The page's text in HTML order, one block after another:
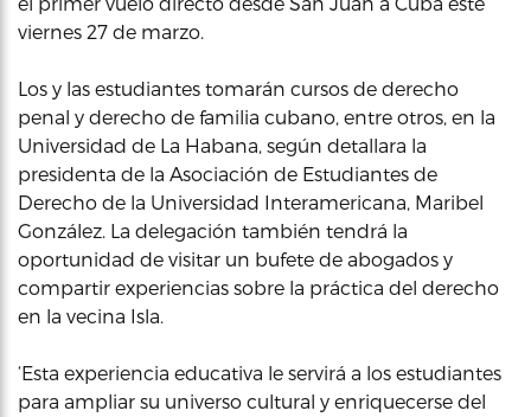
viernes 27 de marzo.
Los y las estudiantes tomarán cursos de derecho
penal y derecho de familia cubano, entre otros, en la
Universidad de La Habana, según detallara la
presidenta de la Asociación de Estudiantes de
Derecho de la Universidad Interamericana, Maribel
González. La delegación también tendrá la
oportunidad de visitar un bufete de abogados y
compartir experiencias sobre la práctica del derecho
en la vecina Isla.
‘Esta experiencia educativa le servirá a los estudiantes
para ampliar su universo cultural y enriquecerse del